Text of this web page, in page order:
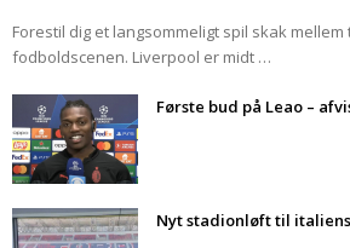
Forestil dig et langsommeligt spil skak mellem
fodboldscenen. Liverpool er midt …
Første bud på Leao –
Nyt stadionløft til